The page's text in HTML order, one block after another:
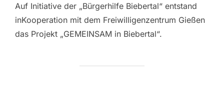
Auf Initiative der „Bürgerhilfe Biebertal“ entstand
inKooperation mit dem Freiwilligenzentrum Gießen
das Projekt „GEMEINSAM in Biebertal“.